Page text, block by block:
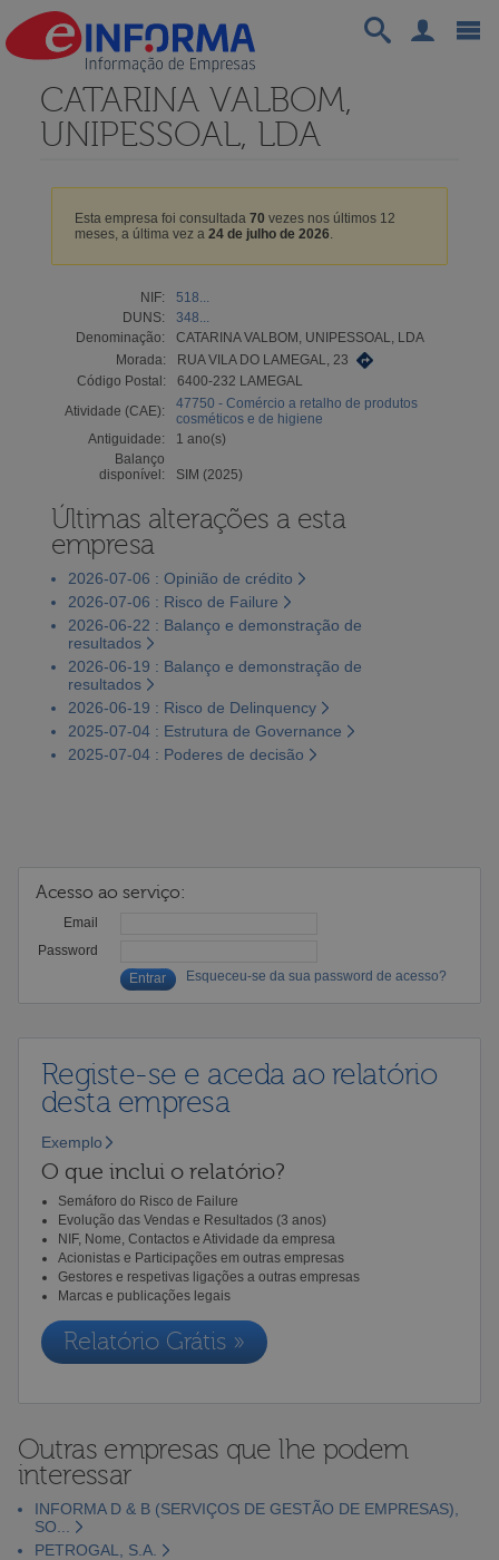
CATARINA VALBOM,
UNIPESSOAL, LDA
Esta empresa foi consultada 70 vezes nos últimos 12
meses, a última vez a 24 de julho de 2026.
NIF:
518...
DUNS:
348...
Denominação:
CATARINA VALBOM, UNIPESSOAL, LDA
Morada:
RUA VILA DO LAMEGAL, 23
Código Postal:
6400-232 LAMEGAL
Atividade (CAE):
47750 - Comércio a retalho de produtos
cosméticos e de higiene
Antiguidade:
1 ano(s)
Balanço
disponível:
SIM (2025)
Últimas alterações a esta
empresa
2026-07-06 : Opinião de crédito
2026-07-06 : Risco de Failure
2026-06-22 : Balanço e demonstração de
resultados
2026-06-19 : Balanço e demonstração de
resultados
2026-06-19 : Risco de Delinquency
2025-07-04 : Estrutura de Governance
2025-07-04 : Poderes de decisão
Acesso ao serviço:
Email
Password
Esqueceu-se da sua password de acesso?
Registe-se e aceda ao relatório
desta empresa
Exemplo
O que inclui o relatório?
Semáforo do Risco de Failure
Evolução das Vendas e Resultados (3 anos)
NIF, Nome, Contactos e Atividade da empresa
Acionistas e Participações em outras empresas
Gestores e respetivas ligações a outras empresas
Marcas e publicações legais
Relatório Grátis »
Outras empresas que lhe podem
interessar
INFORMA D & B (SERVIÇOS DE GESTÃO DE EMPRESAS),
SO...
PETROGAL, S.A.